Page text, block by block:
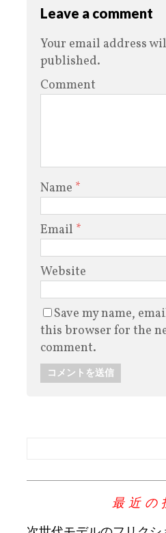
Leave a comment
Your email address
published.
Comment
Name *
Email *
Website
Save my name,
this browser for the
comment.
最近の